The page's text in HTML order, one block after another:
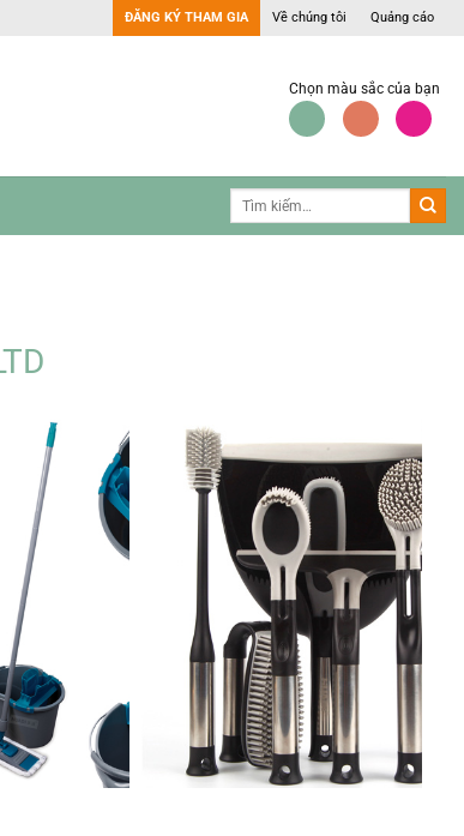
ĐĂNG KÝ THAM GIA Về chúng tôi Quảng cáo
Chọn màu sắc của bạn